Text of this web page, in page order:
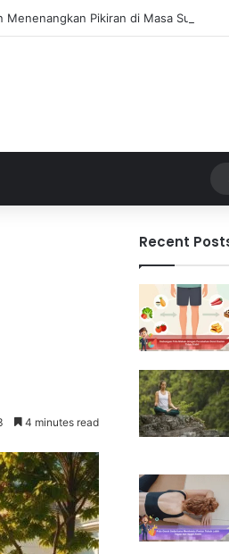
Pikiran di Masa Sulit
4 minutes read
Recent